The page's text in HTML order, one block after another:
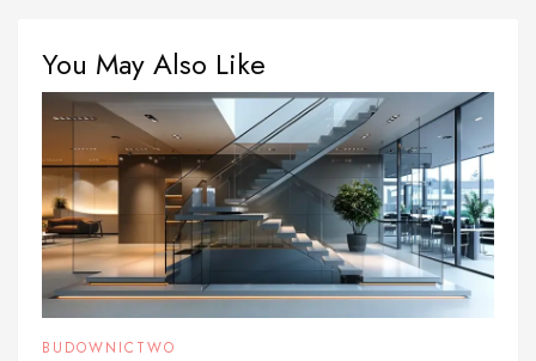
You May Also Like
BUDOWNICTWO